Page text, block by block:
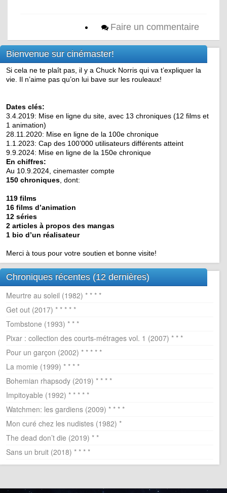
Faire un commentaire
Bienvenue sur cinémaster!
Si cela ne te plaît pas, il y a Chuck Norris qui va t’expliquer la
vie. Il n’aime pas qu’on lui bave sur les rouleaux!
Dates clés:
3.4.2019: Mise en ligne du site, avec 13 chroniques (12 films et
1 animation)
28.11.2020: Mise en ligne de la 100e chronique
1.1.2023: Cap des 100’000 utilisateurs différents atteint
9.9.2024: Mise en ligne de la 150e chronique
En chiffres:
Au 10.9.2024, cinemaster compte
150 chroniques , dont:
119 films
16 films d’animation
12 séries
2 articles à propos des mangas
1 bio d’un réalisateur
Merci à tous pour votre soutien et bonne visite!
Chroniques récentes (12 dernières)
Meurtre au soleil (1982) * * * *
Get out (2017) * * * * *
Tombstone (1993) * * *
Pixar : collection des courts-métrages vol. 1 (2007) * * *
Pour un garçon (2002) * * * * *
La momie (1999) * * * *
Bohemian rhapsody (2019) * * * *
Impitoyable (1992) * * * * *
Watchmen: les gardiens (2009) * * * *
Mon curé chez les nudistes (1982) *
The dead don’t die (2019) * *
Sans un bruit (2018) * * * *